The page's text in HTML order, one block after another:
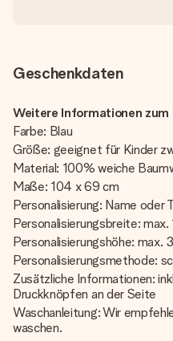
Geschenkdaten
Weitere Informationen zum
Farbe: Blau
Größe: geeignet für Kinder
Material: 100% weiche
Maße: 104 x 69 cm
Personalisierung: Name oder
Personalisierungsbreite: max.
Personalisierungshöhe: max.
Personalisierungsmethode:
Zusätzliche Informationen:
Druckknöpfen an der Seite
Waschanleitung: Wir
waschen.